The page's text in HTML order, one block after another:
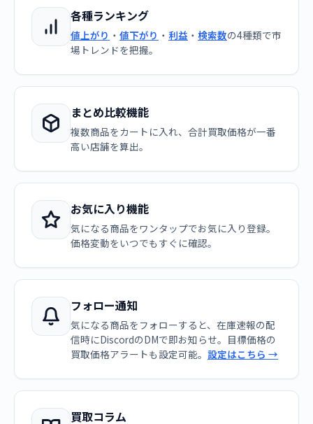
各種ランキング
値上がり ・ 値下がり ・ 利益 ・ 検索数の4種類で市
場トレンドを把握。
まとめ比較機能
複数商品をカートに入れ、合計買取価格が一番
高い店舗を算出。
お気に入り機能
気になる商品をワンタップでお気に入り登録。
価格変動をいつでもすぐに確認。
フォロー通知
気になる商品をフォローすると、在庫速報の配
信時にDiscordのDMで即お知らせ。目標価格の
買取価格アラートも設定可能。 設定はこちら →
買取コラム